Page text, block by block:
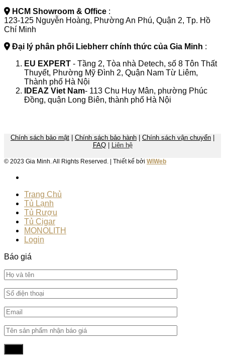
HCM Showroom & Office :
123-125 Nguyễn Hoàng, Phường An Phú, Quận 2, Tp. Hồ
Chí Minh
Đại lý phân phối Liebherr chính thức của Gia Minh :
EU EXPERT - Tầng 2, Tòa nhà Detech, số 8 Tôn Thất
Thuyết, Phường Mỹ Đình 2, Quận Nam Từ Liêm,
Thành phố Hà Nội
IDEAZ Viet Nam- 113 Chu Huy Mân, phường Phúc
Đồng, quận Long Biên, thành phố Hà Nội
Chính sách bảo mật Chính sách bảo hành Chính sách vận chuyển
FAQ| Liên hệ
© 2023 Gia Minh. All Rights Reserved. | Thiết kế bởi WiWeb
Trang Chủ
Tủ Lạnh
Tủ Rượu
Tủ Cigar
MONOLITH
Login
Báo giá